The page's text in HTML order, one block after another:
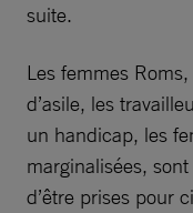
suite.
Les femmes
d’asile, les
un handicap, les
marginalisées,
d’être prises pour